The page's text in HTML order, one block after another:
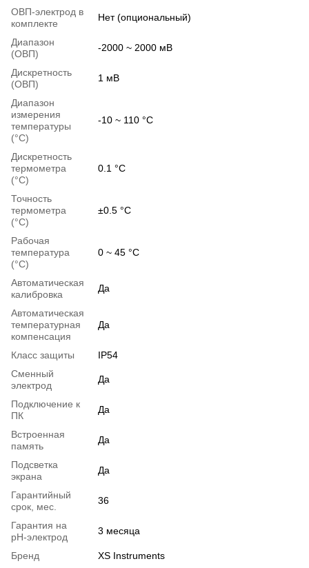
ОВП-электрод в
комплекте
Нет (опциональный)
Диапазон
(ОВП)
-2000 ~ 2000 мВ
Дискретность
(ОВП)
1 мВ
Диапазон
измерения
температуры
(°C)
-10 ~ 110 °C
Дискретность
термометра
(°C)
0.1 °C
Точность
термометра
(°C)
±0.5 °C
Рабочая
температура
(°C)
0 ~ 45 °C
Автоматическая
калибровка
Да
Автоматическая
температурная
компенсация
Да
Класс защиты
IP54
Сменный
электрод
Да
Подключение к
ПК
Да
Встроенная
память
Да
Подсветка
экрана
Да
Гарантийный
срок, мес.
36
Гарантия на
pH-электрод
3 месяца
Бренд
XS Instruments